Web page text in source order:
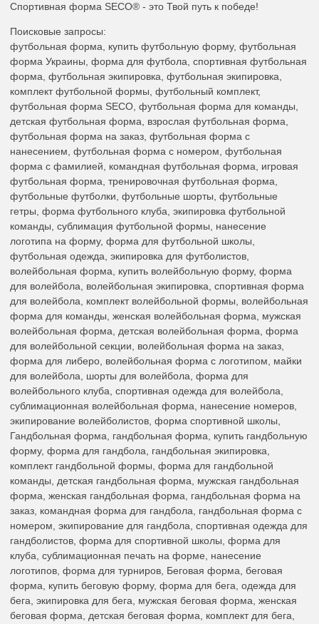
Спортивная форма SECO® - это Твой путь к победе!
Поисковые запросы:
футбольная форма, купить футбольную форму, футбольная
форма Украины, форма для футбола, спортивная футбольная
форма, футбольная экипировка, футбольная экипировка,
комплект футбольной формы, футбольный комплект,
футбольная форма SECO, футбольная форма для команды,
детская футбольная форма, взрослая футбольная форма,
футбольная форма на заказ, футбольная форма с
нанесением, футбольная форма с номером, футбольная
форма с фамилией, командная футбольная форма, игровая
футбольная форма, тренировочная футбольная форма,
футбольные футболки, футбольные шорты, футбольные
гетры, форма футбольного клуба, экипировка футбольной
команды, сублимация футбольной формы, нанесение
логотипа на форму, форма для футбольной школы,
футбольная одежда, экипировка для футболистов,
волейбольная форма, купить волейбольную форму, форма
для волейбола, волейбольная экипировка, спортивная форма
для волейбола, комплект волейбольной формы, волейбольная
форма для команды, женская волейбольная форма, мужская
волейбольная форма, детская волейбольная форма, форма
для волейбольной секции, волейбольная форма на заказ,
форма для либеро, волейбольная форма с логотипом, майки
для волейбола, шорты для волейбола, форма для
волейбольного клуба, спортивная одежда для волейбола,
сублимационная волейбольная форма, нанесение номеров,
экипирование волейболистов, форма спортивной школы,
Гандбольная форма, гандбольная форма, купить гандбольную
форму, форма для гандбола, гандбольная экипировка,
комплект гандбольной формы, форма для гандбольной
команды, детская гандбольная форма, мужская гандбольная
форма, женская гандбольная форма, гандбольная форма на
заказ, командная форма для гандбола, гандбольная форма с
номером, экипирование для гандбола, спортивная одежда для
гандболистов, форма для спортивной школы, форма для
клуба, сублимационная печать на форме, нанесение
логотипов, форма для турниров, Беговая форма, беговая
форма, купить беговую форму, форма для бега, одежда для
бега, экипировка для бега, мужская беговая форма, женская
беговая форма, детская беговая форма, комплект для бега,